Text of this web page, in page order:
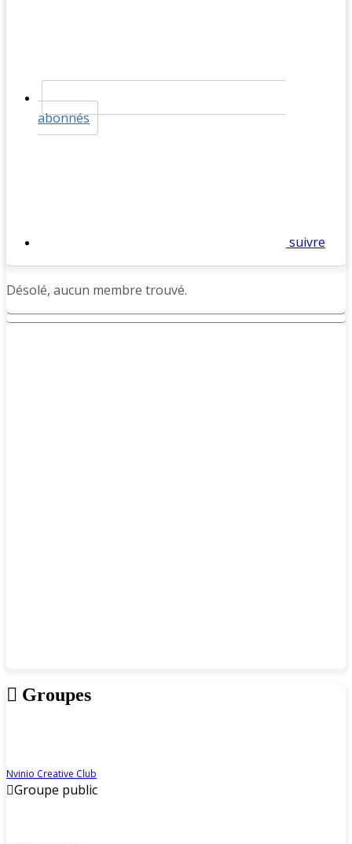
abonnés
suivre
Désolé, aucun membre trouvé.
Groupes
Nvinio Creative Club
Groupe public